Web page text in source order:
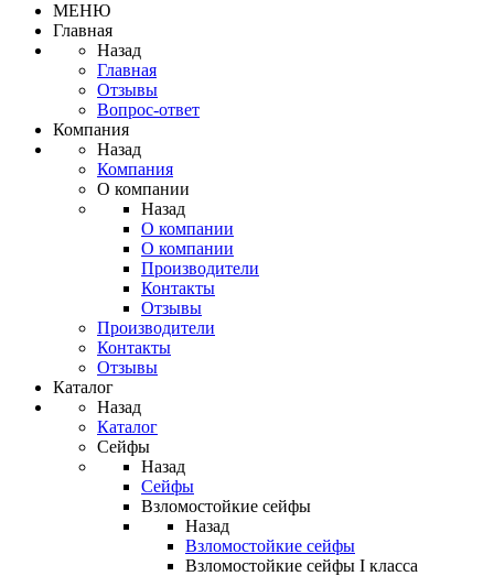
МЕНЮ
Главная
Назад
Главная
Отзывы
Вопрос-ответ
Компания
Назад
Компания
О компании
Назад
О компании
О компании
Производители
Контакты
Отзывы
Производители
Контакты
Отзывы
Каталог
Назад
Каталог
Сейфы
Назад
Сейфы
Взломостойкие сейфы
Назад
Взломостойкие сейфы
Взломостойкие сейфы I класса